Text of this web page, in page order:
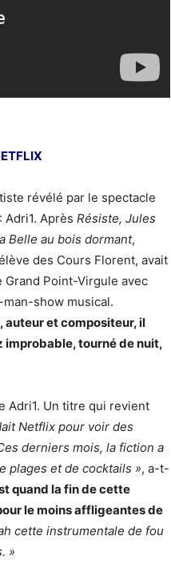
révélé par le spectacle
Adri1. Après Résiste, Jules
Belle au bois dormant,
des Cours Florent, avait
Grand Point-Virgule avec
show musical.
auteur et compositeur, il
improbable, tourné de nuit,
Adri1. Un titre qui revient
Netflix pour voir des
derniers mois, la fiction a
plages et de cocktails », a-t-
quand la fin de cette
le moins affligeantes de
cette instrumentale de fou
»